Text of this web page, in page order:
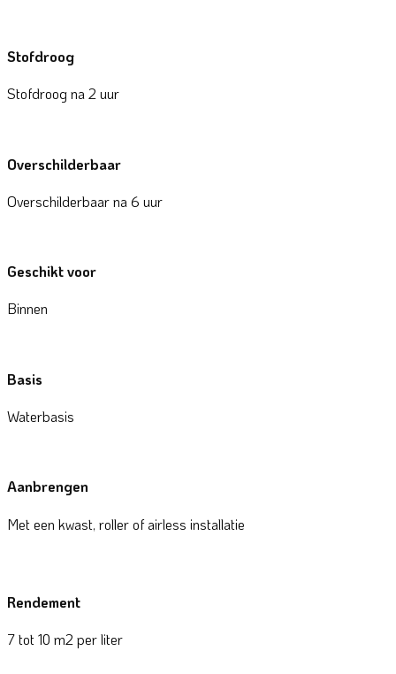
Stofdroog
Stofdroog na 2 uur
Overschilderbaar
Overschilderbaar na 6 uur
Geschikt voor
Binnen
Basis
Waterbasis
Aanbrengen
Met een kwast, roller of airless installatie
Rendement
7 tot 10 m2 per liter